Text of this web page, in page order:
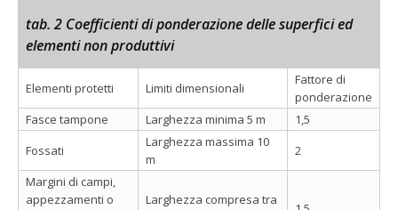
tab. 2 Coefficienti di ponderazione delle superfici ed
elementi non produttivi
Elementi protetti Limiti dimensionali
Fattore di
ponderazione
Fasce tampone
Larghezza minima 5 m
1,5
Fossati
Larghezza massima 10
m
2
Margini di campi,
appezzamenti o
Larghezza compresa tra